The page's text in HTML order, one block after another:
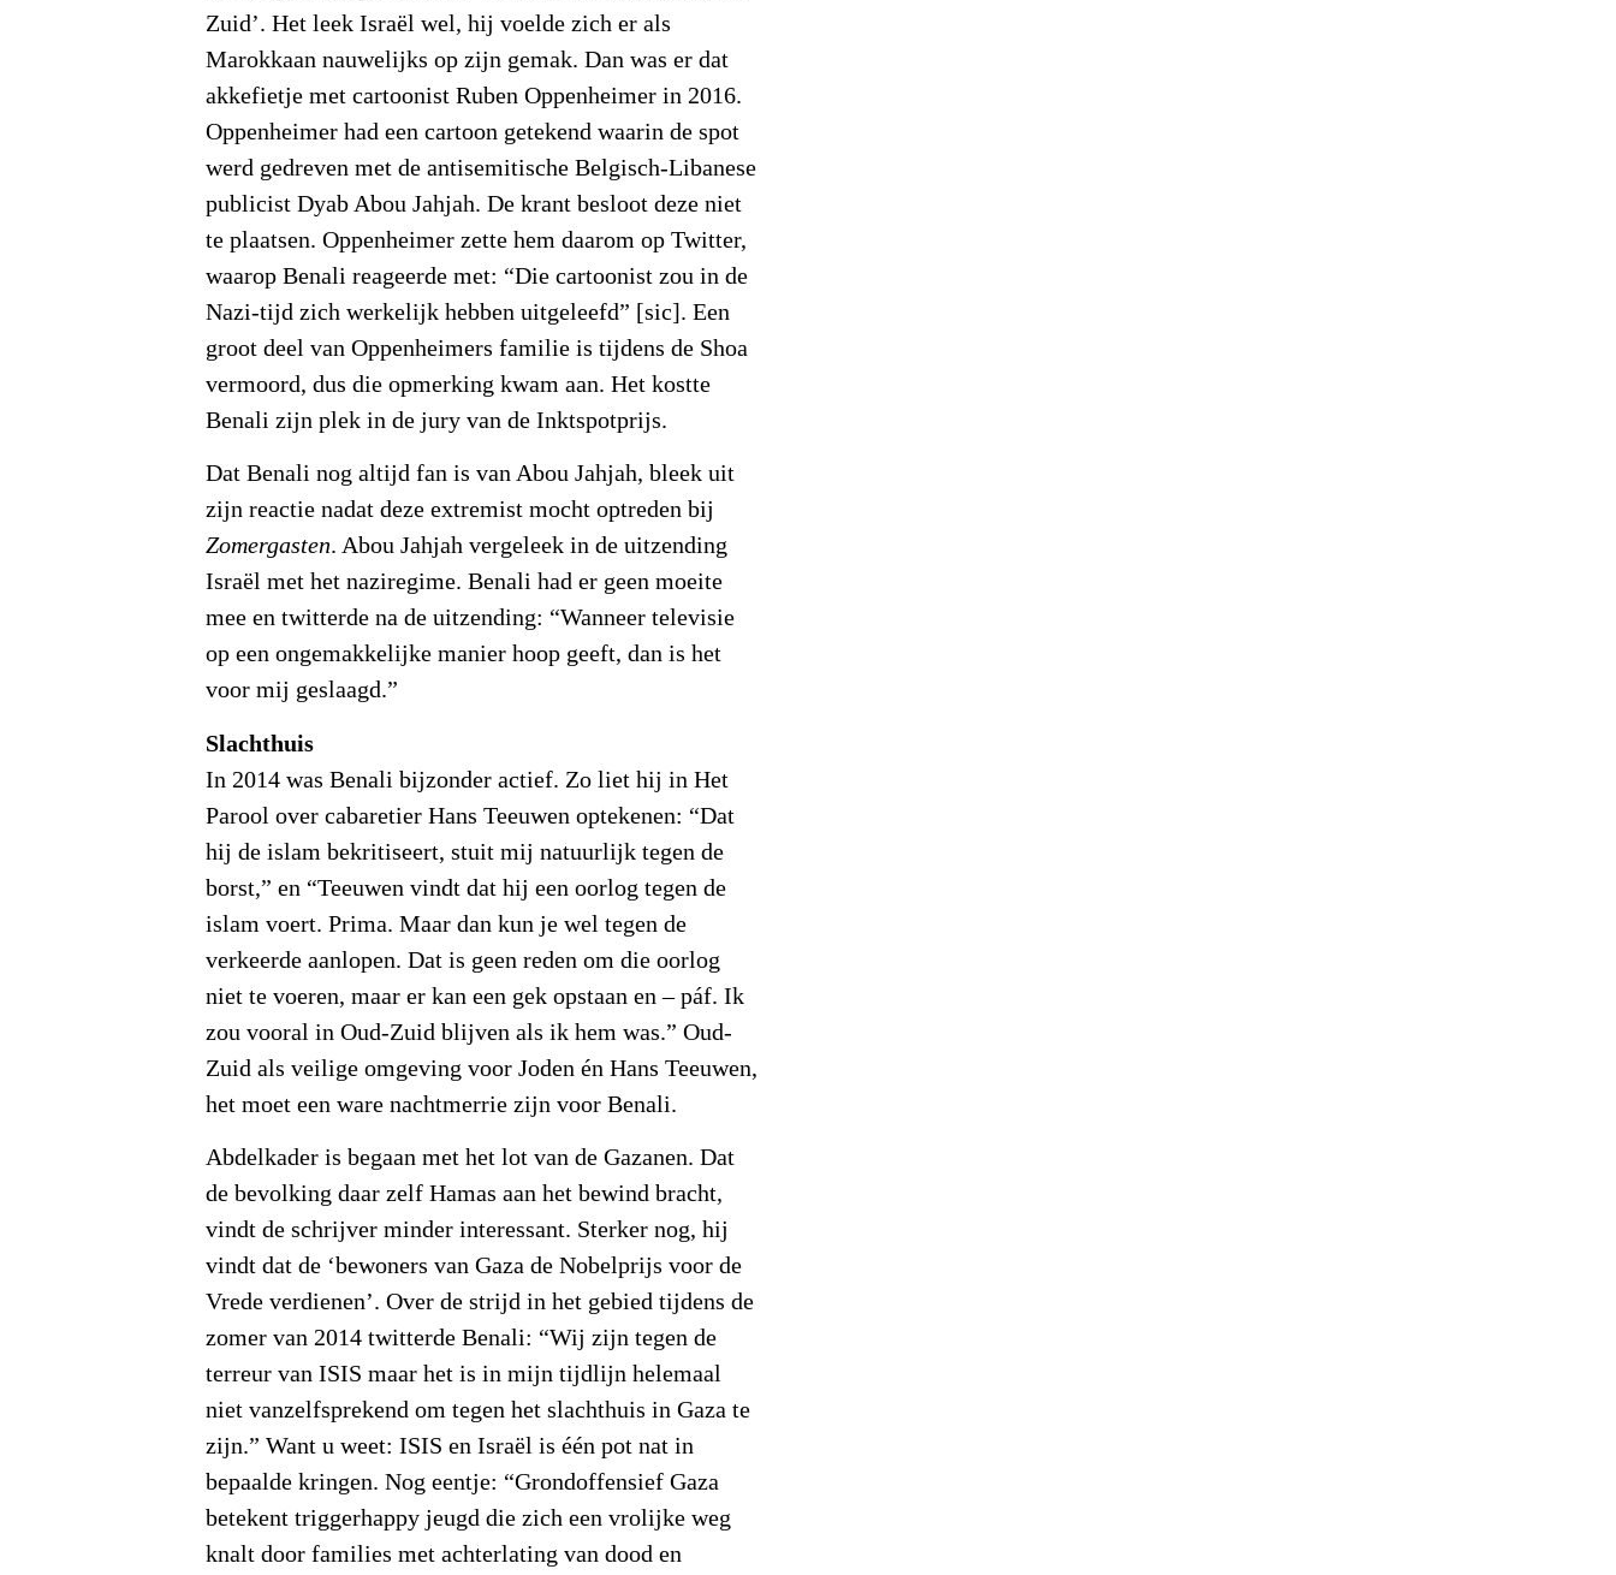
Zuid’. Het leek Israël wel, hij voelde zich er als
Marokkaan nauwelijks op zijn gemak. Dan was er dat
akkefietje met cartoonist Ruben Oppenheimer in 2016.
Oppenheimer had een cartoon getekend waarin de spot
werd gedreven met de antisemitische Belgisch-Libanese
publicist Dyab Abou Jahjah. De krant besloot deze niet
te plaatsen. Oppenheimer zette hem daarom op Twitter,
waarop Benali reageerde met: “Die cartoonist zou in de
Nazi-tijd zich werkelijk hebben uitgeleefd” [sic]. Een
groot deel van Oppenheimers familie is tijdens de Shoa
vermoord, dus die opmerking kwam aan. Het kostte
Benali zijn plek in de jury van de Inktspotprijs.
Dat Benali nog altijd fan is van Abou Jahjah, bleek uit
zijn reactie nadat deze extremist mocht optreden bij
Zomergasten. Abou Jahjah vergeleek in de uitzending
Israël met het naziregime. Benali had er geen moeite
mee en twitterde na de uitzending: “Wanneer televisie
op een ongemakkelijke manier hoop geeft, dan is het
voor mij geslaagd.”
Slachthuis
In 2014 was Benali bijzonder actief. Zo liet hij in Het
Parool over cabaretier Hans Teeuwen optekenen: “Dat
hij de islam bekritiseert, stuit mij natuurlijk tegen de
borst,” en “Teeuwen vindt dat hij een oorlog tegen de
islam voert. Prima. Maar dan kun je wel tegen de
verkeerde aanlopen. Dat is geen reden om die oorlog
niet te voeren, maar er kan een gek opstaan en – páf. Ik
zou vooral in Oud-Zuid blijven als ik hem was.” Oud-
Zuid als veilige omgeving voor Joden én Hans Teeuwen,
het moet een ware nachtmerrie zijn voor Benali.
Abdelkader is begaan met het lot van de Gazanen. Dat
de bevolking daar zelf Hamas aan het bewind bracht,
vindt de schrijver minder interessant. Sterker nog, hij
vindt dat de ‘bewoners van Gaza de Nobelprijs voor de
Vrede verdienen’. Over de strijd in het gebied tijdens de
zomer van 2014 twitterde Benali: “Wij zijn tegen de
terreur van ISIS maar het is in mijn tijdlijn helemaal
niet vanzelfsprekend om tegen het slachthuis in Gaza te
zijn.” Want u weet: ISIS en Israël is één pot nat in
bepaalde kringen. Nog eentje: “Grondoffensief Gaza
betekent triggerhappy jeugd die zich een vrolijke weg
knalt door families met achterlating van dood en